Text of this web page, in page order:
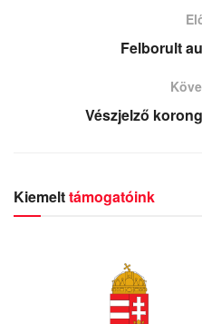
Felborult
Vészjelző
Kiemelttámogatóink